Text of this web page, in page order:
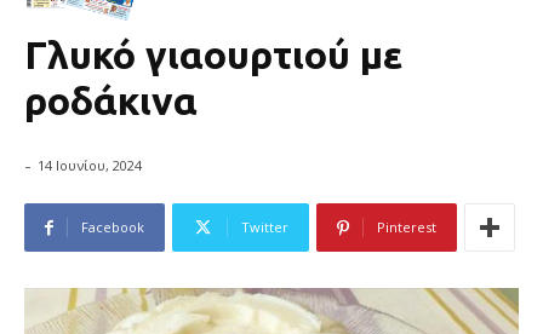
Γλυκό γιαουρτιού με
ροδάκινα
- 14 Ιουνίου, 2024
Facebook Twitter Pinterest